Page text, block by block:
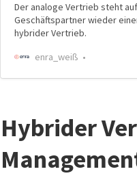
Der analoge Vertrieb steht
Geschäftspartner wieder
hybrider Vertrieb.
enra_weiß
Hybrider